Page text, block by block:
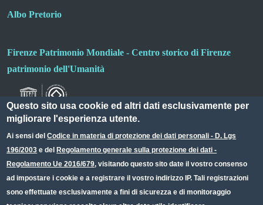
Albo Pretorio
Firenze Patrimonio Mondiale - Centro storico di Firenze
patrimonio dell'Umanità
Small prints
Useful links section
Redazione web
Privacy
Questo sito usa cookie ed altri dati esclusivamente per
migliorare l'esperienza utente.
Ai sensi delCodice in materia di protezione dei dati personali - D. Lgs
196/2003 e del Regolamento generale sulla protezione dei dati -
Regolamento Ue 2016/679, visitando questo sito date il vostro consenso
ad impostare i cookie e a registrare il vostro indirizzo IP. Tali registrazioni
sono effettuate esclusivamente a fini di sicurezza e di monitoraggio